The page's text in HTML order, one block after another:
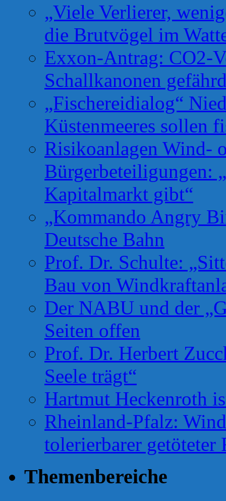
„Viele Verlierer,
die Brutvögel im
Exxon-Antrag: CO2-
Schallkanonen
„Fischereidialog“
Küstenmeeres sollen
Risikoanlagen Wind-
Bürgerbeteiligungen:
Kapitalmarkt gibt“
„Kommando Angry
Deutsche Bahn
Prof. Dr. Schulte:
Bau von
Der NABU und der
Seiten offen
Prof. Dr. Herbert
Seele trägt“
Hartmut Heckenroth
Rheinland-Pfalz:
tolerierbarer getöteter
Themenbereiche